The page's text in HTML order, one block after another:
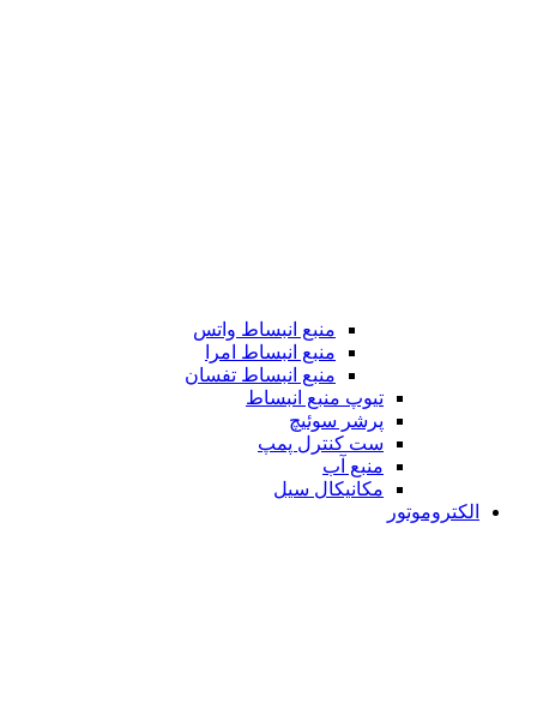
منبع انبساط واتس
منبع انبساط امرا
منبع انبساط تفسان
تیوپ منبع انبساط
پرشر سوئیچ
ست کنترل پمپ
منبع آب
مکانیکال سیل
الکتروموتور